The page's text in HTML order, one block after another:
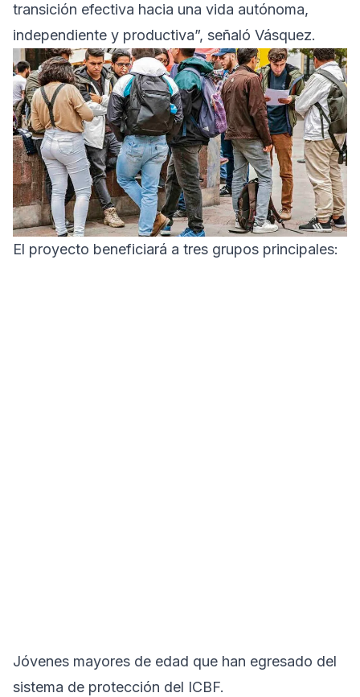
transición efectiva hacia una vida autónoma,
independiente y productiva”, señaló Vásquez.
El proyecto beneficiará a tres grupos principales:
Jóvenes mayores de edad que han egresado del
sistema de protección del ICBF.